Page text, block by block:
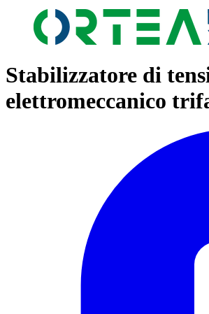
Stabilizzatore di
elettromeccanico